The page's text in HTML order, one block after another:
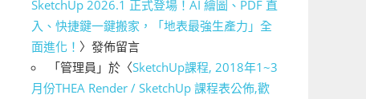
SketchUp 2026.1 正式登場！AI 繪圖、PDF 直
入、快捷鍵一鍵搬家，「地表最強生產力」全
面進化！ 〉發佈留言
「管理員 」於〈SketchUp課程, 2018年1~3
月份THEA Render / SketchUp 課程表公佈,歡